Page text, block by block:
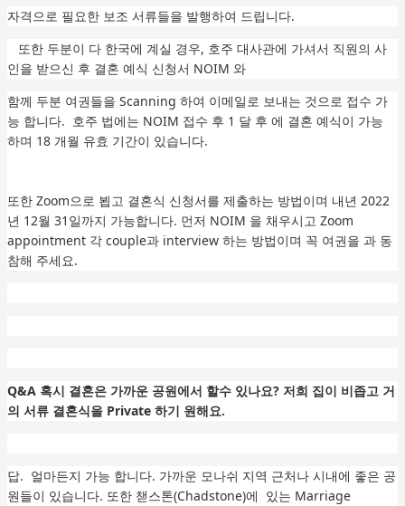
자격으로 필요한 보조 서류들을 발행하여 드립니다.
또한 두분이 다 한국에 계실 경우, 호주 대사관에 가셔서 직원의 사
인을 받으신 후 결혼 예식 신청서 NOIM 와
함께 두분 여권들을 Scanning 하여 이메일로 보내는 것으로 접수 가
능 합니다. 호주 법에는 NOIM 접수 후 1 달 후 에 결혼 예식이 가능
하며 18 개월 유효 기간이 있습니다.
또한 Zoom으로 뵙고 결혼식 신청서를 제출하는 방법이며 내년 2022
년 12월 31일까지 가능합니다. 먼저 NOIM 을 채우시고 Zoom
appointment 각 couple과 interview 하는 방법이며 꼭 여권을 과 동
참해 주세요.
Q&A 혹시 결혼은 가까운 공원에서 할수 있나요? 저희 집이 비좁고 거
의 서류 결혼식을 Private 하기 원해요.
답. 얼마든지 가능 합니다. 가까운 모나쉬 지역 근처나 시내에 좋은 공
원들이 있습니다. 또한 챋스톤(Chadstone)에 있는 Marriage